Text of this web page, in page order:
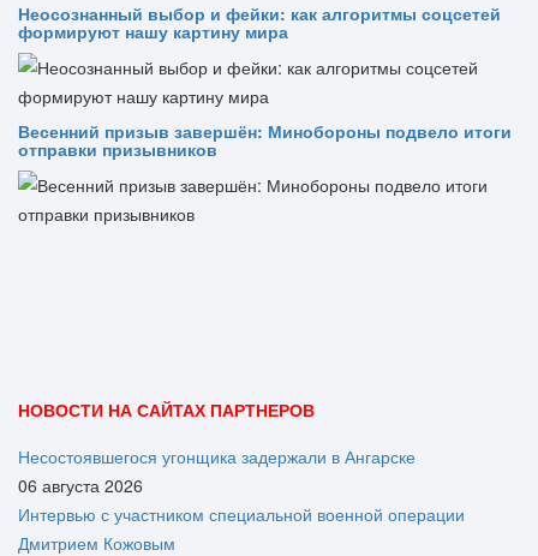
Неосознанный выбор и фейки: как алгоритмы соцсетей
формируют нашу картину мира
Весенний призыв завершён: Минобороны подвело итоги
отправки призывников
НОВОСТИ НА САЙТАХ ПАРТНЕРОВ
Несостоявшегося угонщика задержали в Ангарске
06 августа 2026
Интервью с участником специальной военной операции
Дмитрием Кожовым